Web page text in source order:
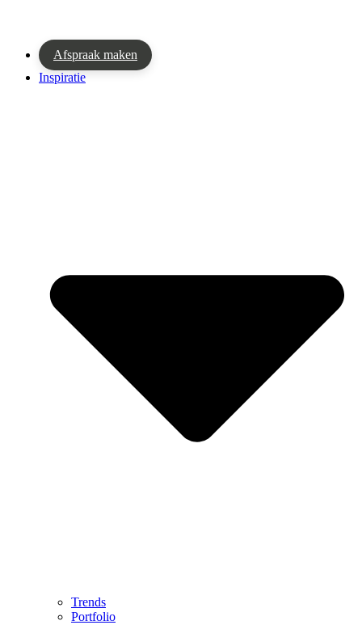
Afspraak maken
Inspiratie
Trends
Portfolio